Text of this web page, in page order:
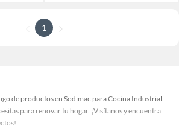
1
de productos en Sodimac para Cocina Industrial.
para renovar tu hogar. ¡Visítanos y encuentra